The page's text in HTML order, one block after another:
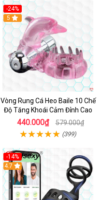
-24%
5
Vòng Rung Cá Heo Baile 10 Chế
Độ Tăng Khoái Cảm Đỉnh Cao
440.000₫ 579.000₫
(399)
-14%
4.7